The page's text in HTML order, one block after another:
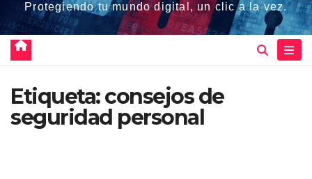
Protegiendo tu mundo digital, un clic a la vez.
Etiqueta:consejos de
seguridad personal